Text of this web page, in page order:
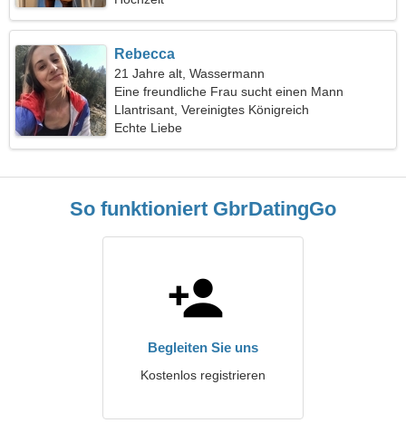
Rebecca
21 Jahre alt, Wassermann
Eine freundliche Frau sucht einen Mann
Llantrisant, Vereinigtes Königreich
Echte Liebe
So funktioniert GbrDatingGo
Begleiten Sie uns
Kostenlos registrieren